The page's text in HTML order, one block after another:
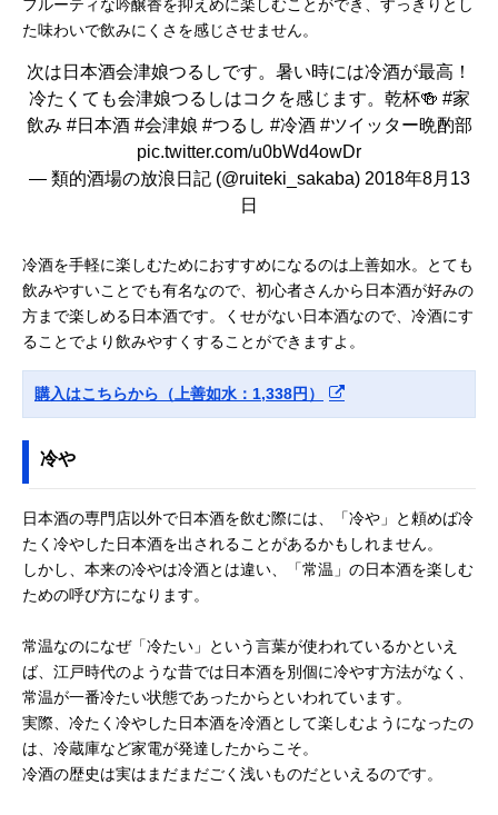
フルーティな吟醸香を抑えめに楽しむことができ、すっきりとし
た味わいで飲みにくさを感じさせません。
次は日本酒会津娘つるしです。暑い時には冷酒が最高！
冷たくても会津娘つるしはコクを感じます。乾杯🍻 #家
飲み #日本酒 #会津娘 #つるし #冷酒 #ツイッター晩酌部
pic.twitter.com/u0bWd4owDr
— 類的酒場の放浪日記 (@ruiteki_sakaba) 2018年8月13
日
冷酒を手軽に楽しむためにおすすめになるのは上善如水。とても
飲みやすいことでも有名なので、初心者さんから日本酒が好みの
方まで楽しめる日本酒です。くせがない日本酒なので、冷酒にす
ることでより飲みやすくすることができますよ。
購入はこちらから（上善如水：1,338円）
冷や
日本酒の専門店以外で日本酒を飲む際には、「冷や」と頼めば冷
たく冷やした日本酒を出されることがあるかもしれません。
しかし、本来の冷やは冷酒とは違い、「常温」の日本酒を楽しむ
ための呼び方になります。
常温なのになぜ「冷たい」という言葉が使われているかといえ
ば、江戸時代のような昔では日本酒を別個に冷やす方法がなく、
常温が一番冷たい状態であったからといわれています。
実際、冷たく冷やした日本酒を冷酒として楽しむようになったの
は、冷蔵庫など家電が発達したからこそ。
冷酒の歴史は実はまだまだごく浅いものだといえるのです。